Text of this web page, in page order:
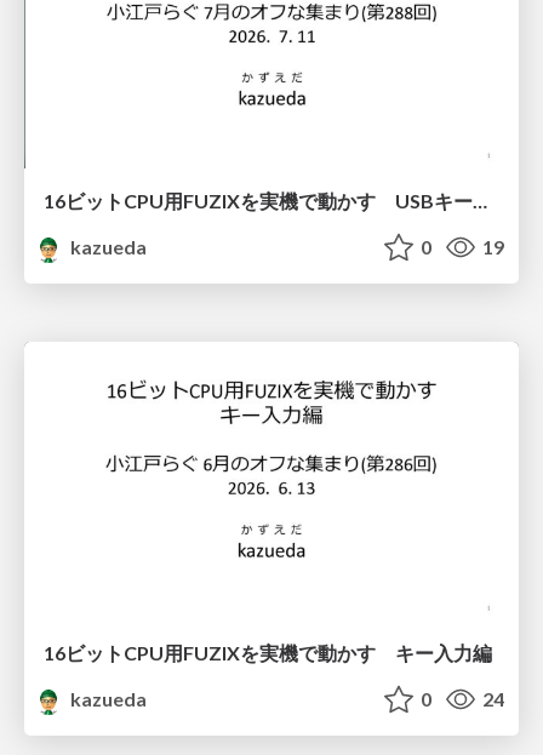
16ビットCPU用FUZIXを実機で動かす USBキーボード接続編
kazueda
0 19
16ビットCPU用FUZIXを実機で動かす キー入力編
kazueda
0 24